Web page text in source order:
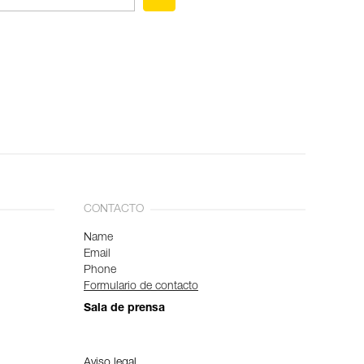
CONTACTO
Name
Email
Phone
Formulario de contacto
Sala de prensa